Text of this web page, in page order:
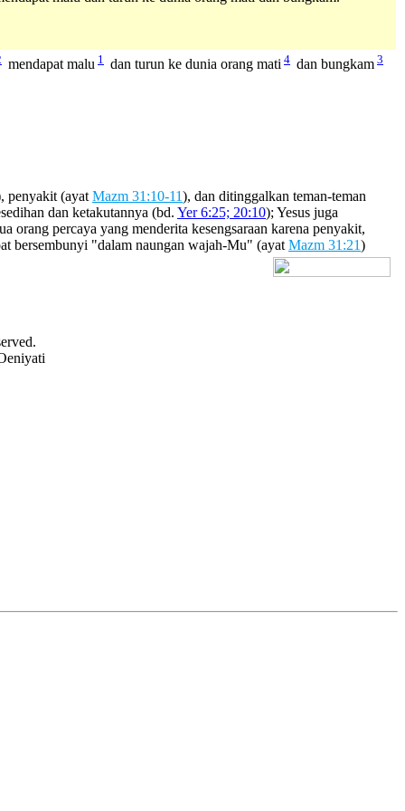
mendapat malu 1 dan turun ke dunia orang mati 4 dan bungkam 3
penyakit (ayat Mazm 31:10-11), dan ditinggalkan teman-teman
dan ketakutannya (bd. Yer 6:25; 20:10); Yesus juga
orang percaya yang menderita kesengsaraan karena penyakit,
bersembunyi "dalam naungan wajah-Mu" (ayat Mazm 31:21)